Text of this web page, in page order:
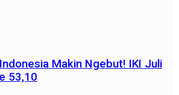
Makin Ngebut! IKI Juli
53,10